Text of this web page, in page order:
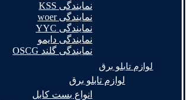
نمایندگی KSS
نمایندگی woer
نمایندگی YYC
نمایندگی دایمو
نمایندگی گلند OSCG
لوازم تابلو برق
لوازم تابلو برق
انواع بست کابل